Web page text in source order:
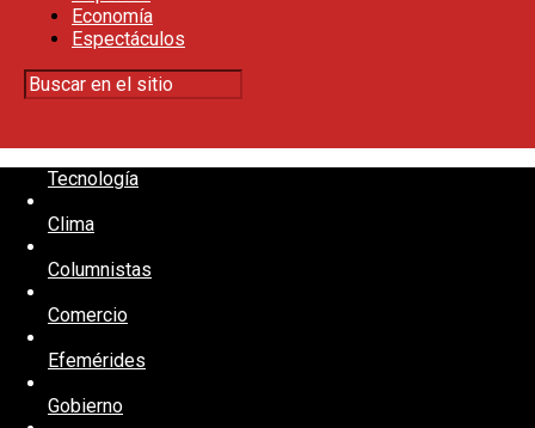
Economía
Espectáculos
Tecnología
Clima
Columnistas
Comercio
Efemérides
Gobierno